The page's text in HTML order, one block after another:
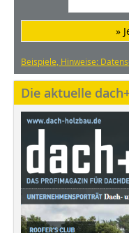
»
Beispiele, Hinweise:
Die aktuelle